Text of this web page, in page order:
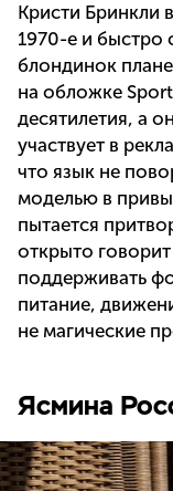
Кристи Бринкли
1970-е и быстро
блондинок
на обложке
десятилетия, а
участвует в
что язык не
моделью в
пытается
открыто
поддерживать
питание,
не магические
Ясмина